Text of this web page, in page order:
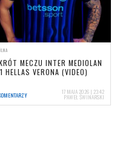
MECZU INTER MEDIOLAN
HELLAS VERONA (VIDEO)
17 MAJA 2026 | 23:42
PAWEŁ ŚWINARSKI